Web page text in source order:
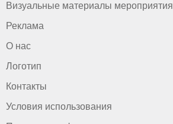
Визуальные материалы мероприятия
Реклама
О нас
Логотип
Контакты
Условия использования